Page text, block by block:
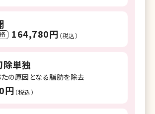
164,780円 （税込）
除単独
の原因となる脂肪を除去
円 （税込）